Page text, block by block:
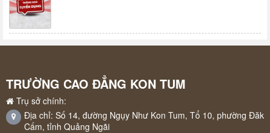
TRƯỜNG CAO ĐẲNG KON TUM
Trụ sở chính:
Địa chỉ: Số 14, đường Ngụy Như Kon Tum, Tổ 10, phường Đăk
Cấm, tỉnh Quảng Ngãi